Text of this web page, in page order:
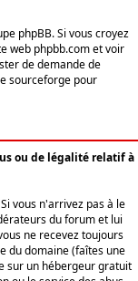
phpBB. Si vous croyez
web phpbb.com et voir
de demande de
sourceforge pour
ou de légalité relatif à
vous n'arrivez pas à le
du forum et lui
ne recevez toujours
du domaine (faîtes une
sur un hébergeur gratuit